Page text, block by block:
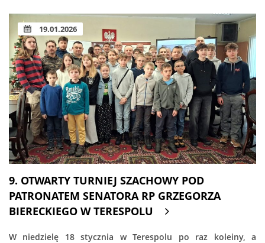
19.01.2026
9. OTWARTY TURNIEJ SZACHOWY POD
PATRONATEM SENATORA RP GRZEGORZA
BIERECKIEGO W TERESPOLU
W niedzielę 18 stycznia w Terespolu po raz koleiny, a